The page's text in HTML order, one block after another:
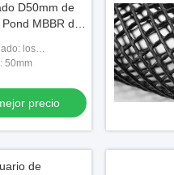
D50mm de
MBBR del
los
50mm
precio
de